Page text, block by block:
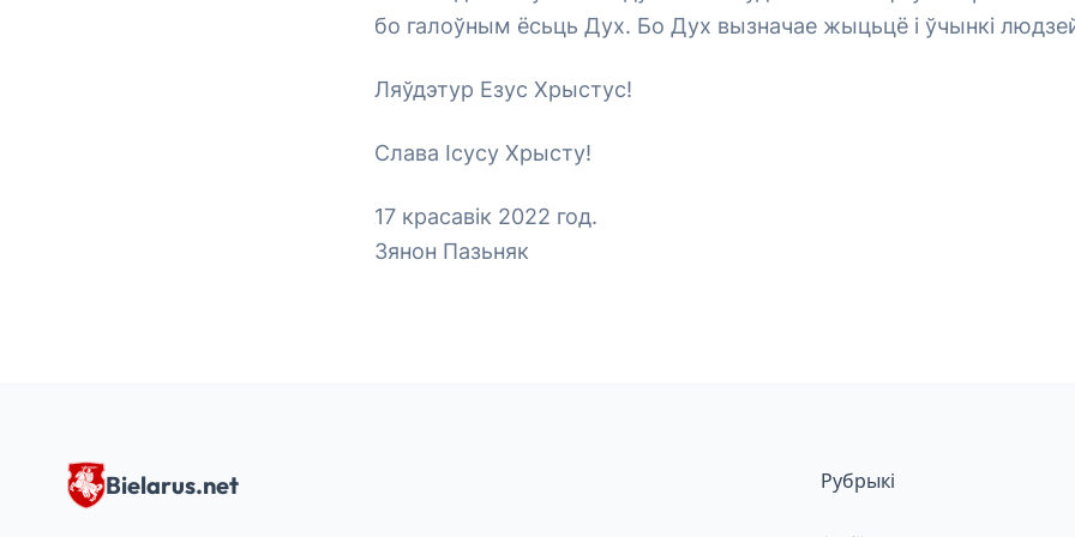
бо галоўным ёсьць Дух. Бо Дух вызначае жыцьцё і ўчынкі
Ляўдэтур Езус Хрыстус!
Слава Ісусу Хрысту!
17 красавік 2022 год.
Зянон Пазьняк
Bielarus.net Рубрыкі